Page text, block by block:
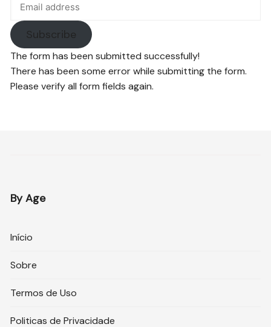
Subscribe
The form has been submitted successfully!
There has been some error while submitting the form.
Please verify all form fields again.
By Age
Início
Sobre
Termos de Uso
Politicas de Privacidade